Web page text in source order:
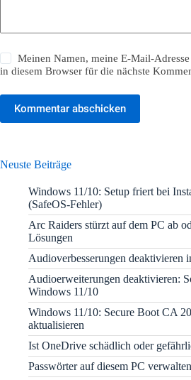
Meinen Namen, meine E-Mail-
in diesem Browser für die nächste
Kommentar abschicken
Neuste Beiträge
Windows 11/10: Setup friert bei
(SafeOS-Fehler)
Arc Raiders stürzt auf dem PC ab
Lösungen
Audioverbesserungen deaktivieren
Audioerweiterungen deaktivieren:
Windows 11/10
Windows 11/10: Secure Boot CA
aktualisieren
Ist OneDrive schädlich oder
Passwörter auf diesem PC